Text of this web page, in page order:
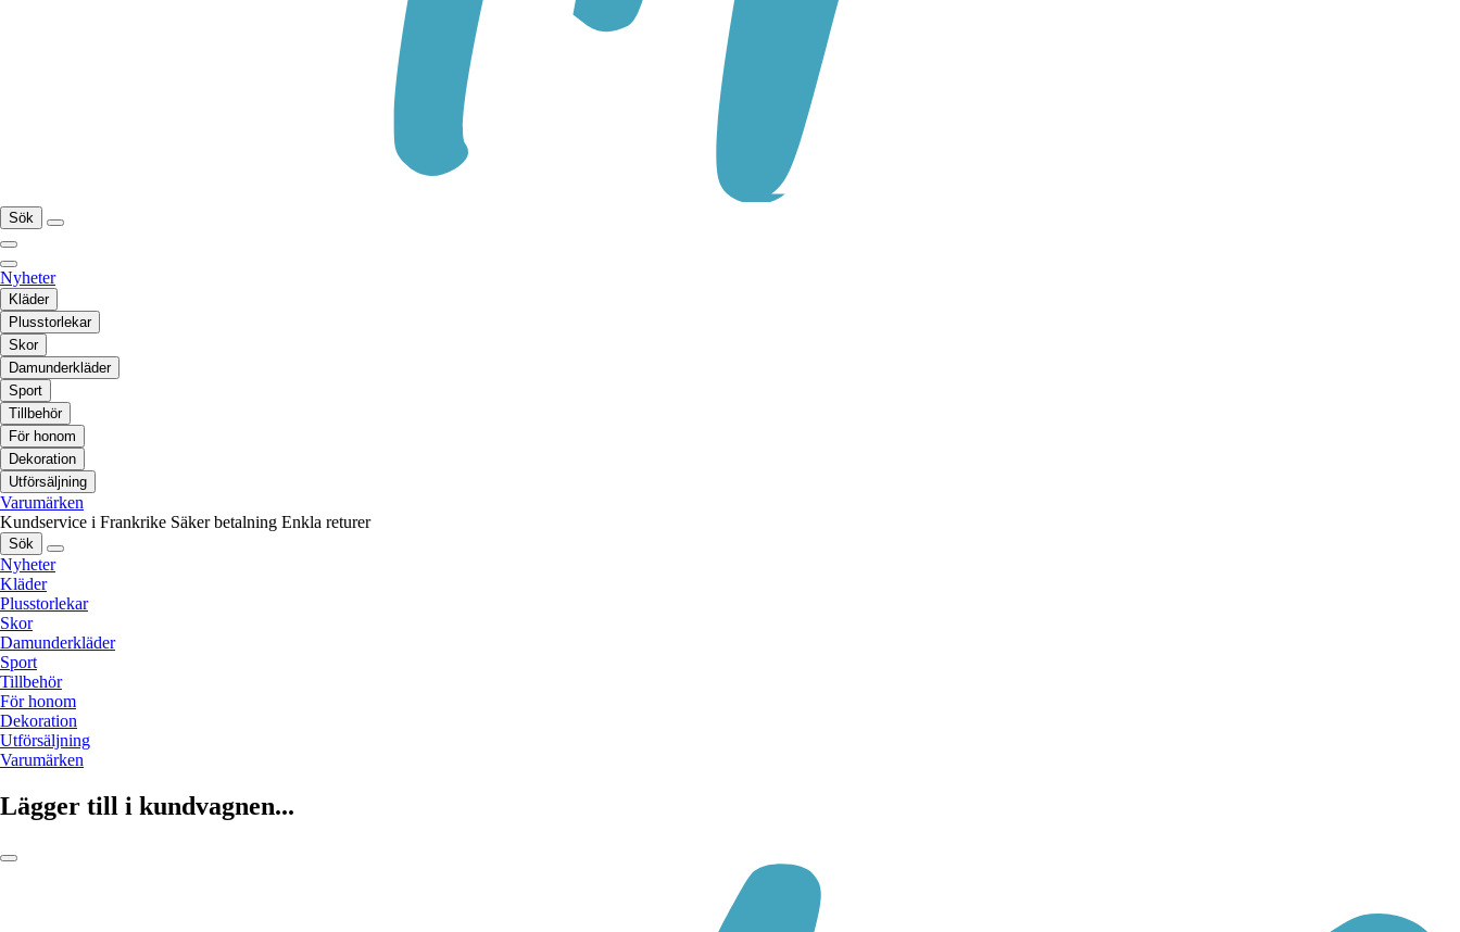
Sök
Nyheter
Kläder
Plusstorlekar
Skor
Damunderkläder
Sport
Tillbehör
För honom
Dekoration
Utförsäljning
Varumärken
Kundservice i Frankrike Säker betalning Enkla returer
Sök
Nyheter
Kläder
Plusstorlekar
Skor
Damunderkläder
Sport
Tillbehör
För honom
Dekoration
Utförsäljning
Varumärken
Lägger till i kundvagnen...